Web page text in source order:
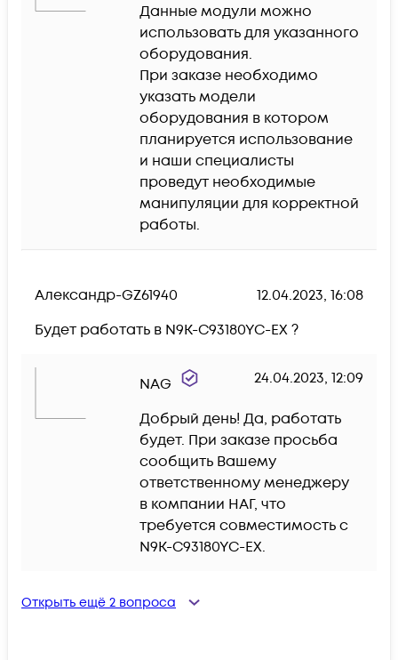
Данные модули можно
использовать для указанного
оборудования.
При заказе необходимо
указать модели
оборудования в котором
планируется использование
и наши специалисты
проведут необходимые
манипуляции для корректной
работы.
Александр-GZ61940
12.04.2023, 16:08
Будет работать в N9K-C93180YC-EX ?
NAG 24.04.2023, 12:09
Добрый день! Да, работать
будет. При заказе просьба
сообщить Вашему
ответственному менеджеру
в компании НАГ, что
требуется совместимость с
N9K-C93180YC-EX.
Открыть ещё 2 вопроса